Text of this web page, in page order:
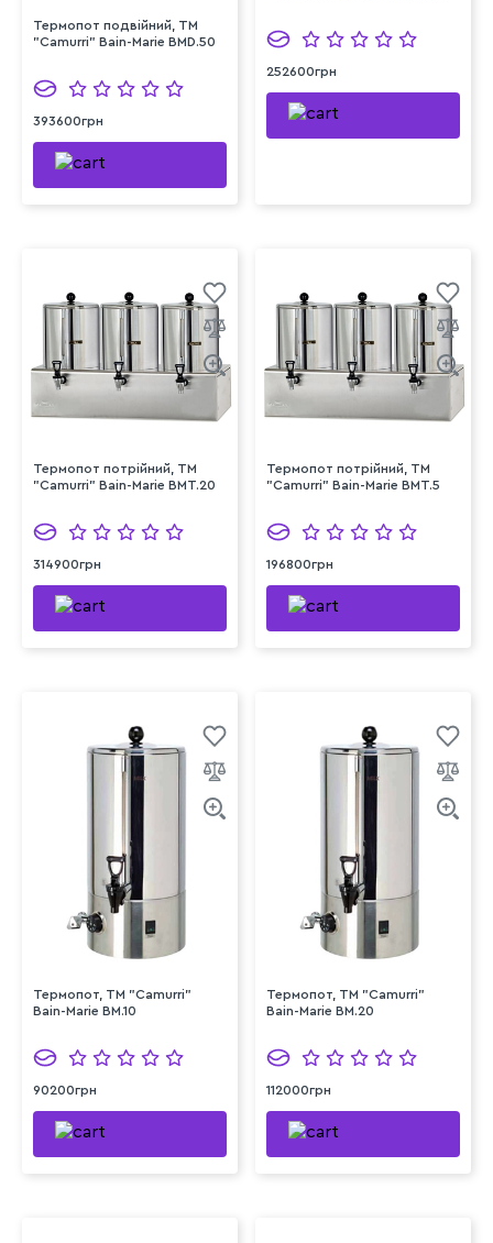
Термопот подвійний, TM
"Camurri" Bain-Marie BMD.50
393600грн
252600грн
Термопот потрійний, TM
"Camurri" Bain-Marie BMT.20
314900грн
Термопот потрійний, TM
"Camurri" Bain-Marie BMT.5
196800грн
Термопот, TM "Camurri"
Bain-Marie BM.10
90200грн
Термопот, TM "Camurri"
Bain-Marie BM.20
112000грн